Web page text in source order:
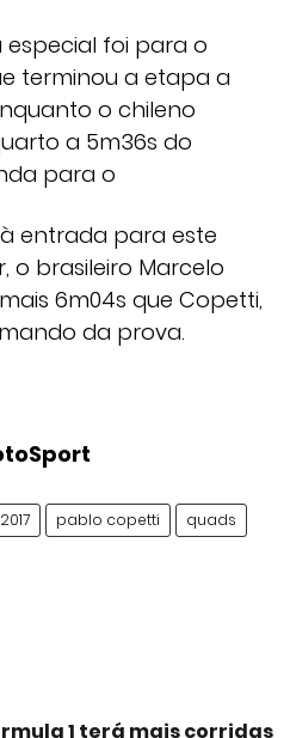
foi para o
terminou a etapa a
o chileno
a 5m36s do
para o
entrada para este
o brasileiro Marcelo
6m04s que Copetti,
da prova.
pablo copetti quads
1 terá mais corridas